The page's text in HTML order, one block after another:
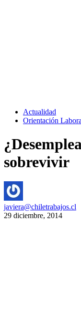
Actualidad
Orientación
sobrevivir
javiera@chiletrabajos.cl
29 diciembre, 2014